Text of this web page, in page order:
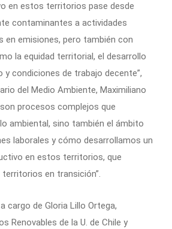
en estos territorios pase desde
contaminantes a actividades
en emisiones, pero también con
la equidad territorial, el desarrollo
y condiciones de trabajo decente”,
del Medio Ambiente, Maximiliano
procesos complejos que
ambiental, sino también el ámbito
laborales y cómo desarrollamos un
en estos territorios, que
en transición”.
cargo de Gloria Lillo Ortega,
Renovables de la U. de Chile y